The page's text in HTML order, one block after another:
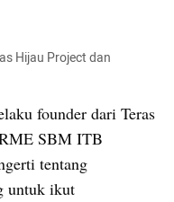
Hijau Project dan
founder dari Teras
SBM ITB
tentang
untuk ikut